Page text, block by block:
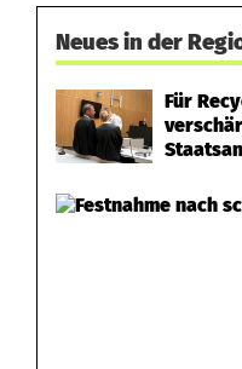
wNeues in der
Für